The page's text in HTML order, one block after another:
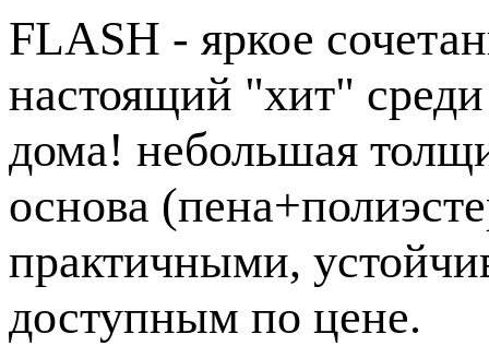
FLASH - яркое
настоящий "хит"
дома! небольшая
основа
практичными,
доступным по цене.